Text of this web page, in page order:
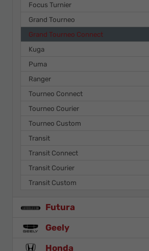
Focus Turnier
Grand Tourneo
Grand Tourneo Connect
Kuga
Puma
Ranger
Tourneo Connect
Tourneo Courier
Tourneo Custom
Transit
Transit Connect
Transit Courier
Transit Custom
Futura
Geely
Honda